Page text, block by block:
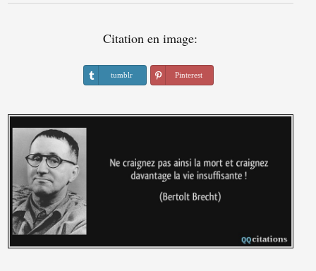
Citation en image:
tumblr Pinterest